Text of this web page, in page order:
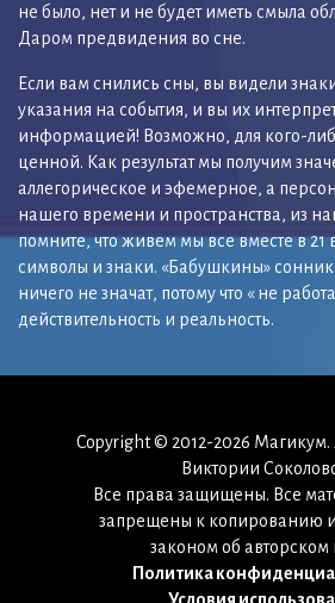
не было, нет и не будет иметь смыла
Даром предвидения во сне.
Если вам снились сны, вы видели
указания на события, и вы их
информацией! Возможно, для кого-
ценной. Как результат мы получим
аллегорическое и эфемерное, а
нашего времени и пространства, из
помните, что живем мы все вместе в 21
символы и знаки. «Бабушкины»
ничего не значат, потому что « не
действительность и реальность.
Copyright © 2012-2026 Магикум.
Виктории
Все права защищены. Все
запрещены к копированию
законом об авторском
Политика
Условия